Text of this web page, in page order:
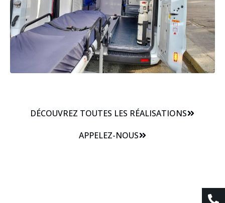
DÉCOUVREZ TOUTES LES RÉALISATIONS
APPELEZ-NOUS